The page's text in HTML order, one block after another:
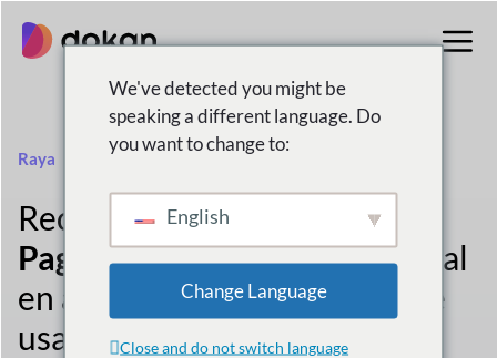
contenido
Raya
Recibir
Pagos y
Pago
Proveedores Tiempo real
en automatizadoManeras de
usar
Tarifas bajas!
We've detected you might be
speaking a different language. Do
you want to change to:
English
Change Language
Close and do not switch language